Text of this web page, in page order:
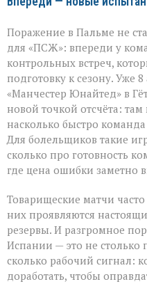
Поражение в Пальме не
для «ПСЖ»: впереди у
контрольных встреч,
подготовку к сезону. Уже 8
«Манчестер Юнайтед» в
новой точкой отсчёта:
насколько быстро
Для болельщиков такие
сколько про готовность
где цена ошибки заметно
Товарищеские матчи
них проявляются
резервы. И разгромное
Испании — это не столько
сколько рабочий сигнал:
доработать, чтобы